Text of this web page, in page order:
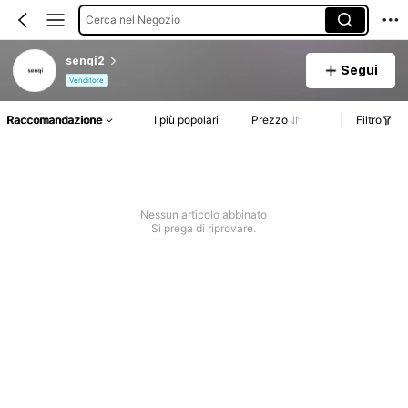
Cerca nel Negozio
senqi2
Venditore
Segui
Raccomandazione I più popolari Prezzo Filtro
Nessun articolo abbinato
Si prega di riprovare.